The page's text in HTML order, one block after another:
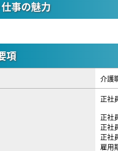
事の魅力
項
介護
正社
正社
正社
正社
雇用